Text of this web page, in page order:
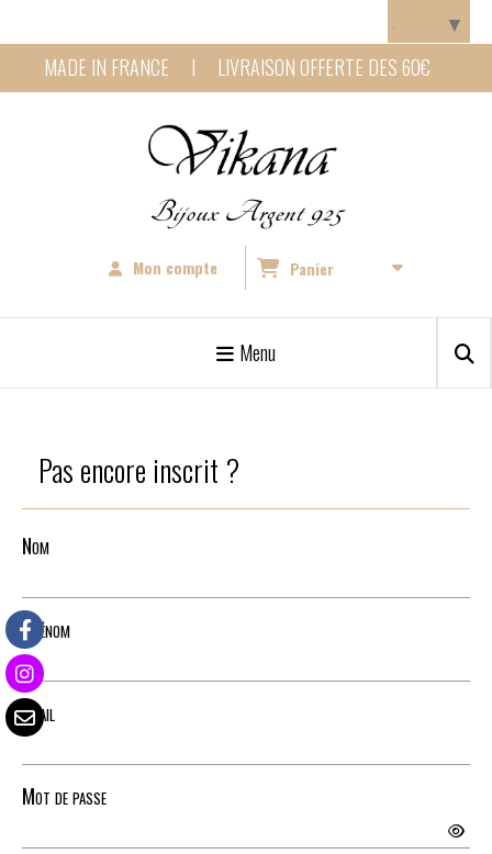
MADE IN FRANCE I LIVRAISON OFFERTE DES 60€
Bijoux Argent 925
Mon compte Panier
Menu
Pas encore inscrit ?
Nom
Prénom
Email
Mot de passe
▼